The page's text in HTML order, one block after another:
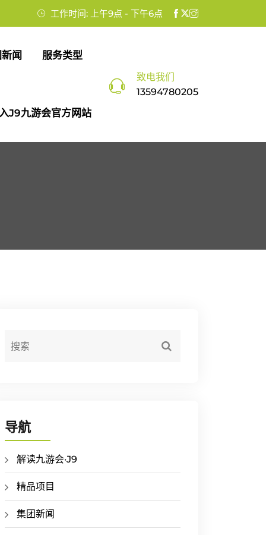
工作时间: 上午9点 - 下午6点
闻 服务类型
J9九游会官方网站
致电我们
13594780205
导航
解读九游会·J9
精品项目
集团新闻